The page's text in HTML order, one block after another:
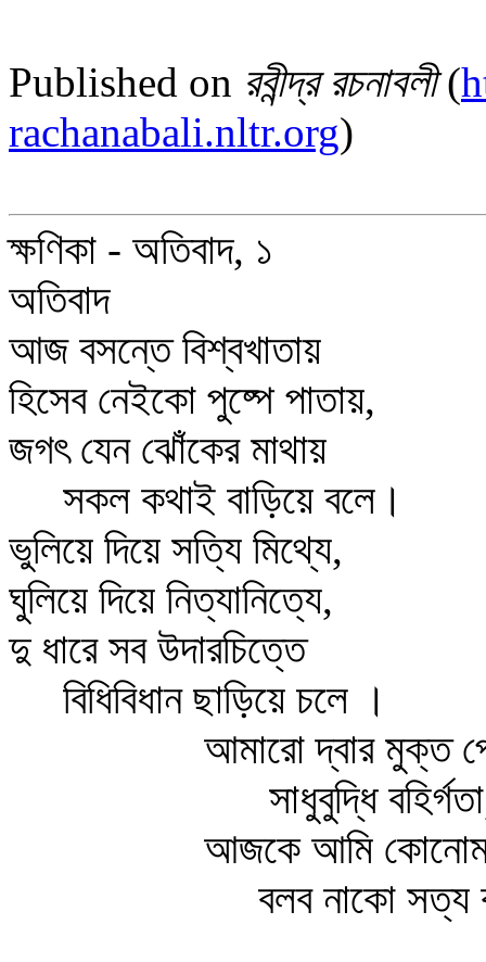
Published on রবীন্দ্র রচনাবলী(
rachanabali.nltr.org)
ক্ষণিকা - অতিবাদ, ১
অতিবাদ
আজ বসন্তে বিশ্বখাতায়
হিসেব নেইকো পুষ্পে পাতায়,
জগৎ যেন ঝোঁকের মাথায়
সকল কথাই বাড়িয়ে বলে।
ভুলিয়ে দিয়ে সত্যি মিথ্যে,
ঘুলিয়ে দিয়ে নিত্যানিত্যে,
দু ধারে সব উদারচিত্তে
বিধিবিধান ছাড়িয়ে চলে ।
আমারো দ্বার মুক্ত
সাধুবুদ্ধি
আজকে আমি
বলব নাকো সত্য